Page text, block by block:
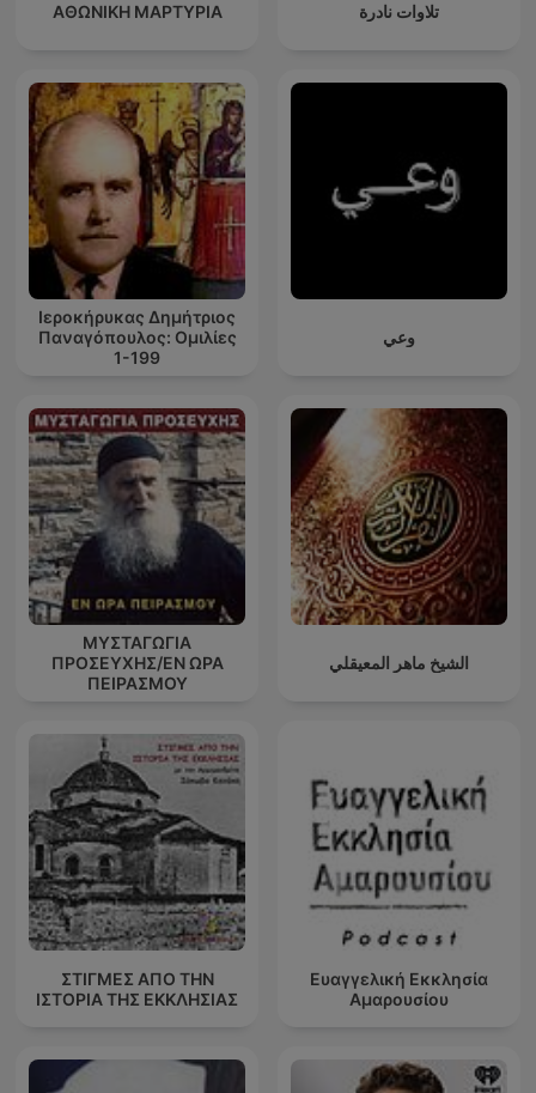
ΑΘΩΝΙΚΗ ΜΑΡΤΥΡΙΑ تلاوات نادرة
Ιεροκήρυκας Δημήτριος
Παναγόπουλος: Ομιλίες
1-199
وعي
ΜΥΣΤΑΓΩΓΙΑ
ΠΡΟΣΕΥΧΗΣ/ΕΝ ΩΡΑ
ΠΕΙΡΑΣΜΟΥ
الشيخ ماهر المعيقلي
ΣΤΙΓΜΕΣ ΑΠΟ ΤΗΝ
ΙΣΤΟΡΙΑ ΤΗΣ ΕΚΚΛΗΣΙΑΣ
Ευαγγελική Εκκλησία
Αμαρουσίου